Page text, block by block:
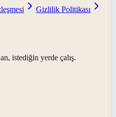
Gizlilik Politikası
istediğin yerde çalış.